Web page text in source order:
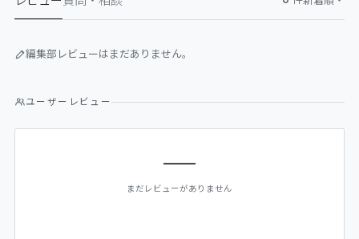
編集部レビューはまだありません。
ユーザーレビュー
—
まだレビューがありません